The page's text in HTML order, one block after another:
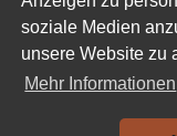
soziale Medien
unsere Website zu
Mehr Informationen
Das sind wir!
MTB-
MTB-